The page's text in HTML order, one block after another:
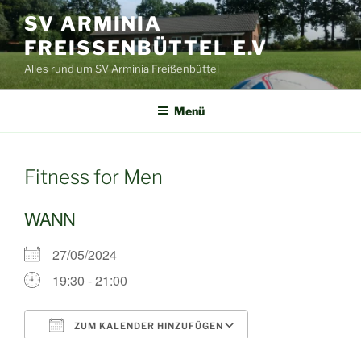
Zum
Inhalt
springen
SV ARMINIA
FREISSENBÜTTEL E.V
Alles rund um SV Arminia Freißenbüttel
Menü
Fitness for Men
WANN
27/05/2024
19:30 - 21:00
ZUM KALENDER HINZUFÜGEN